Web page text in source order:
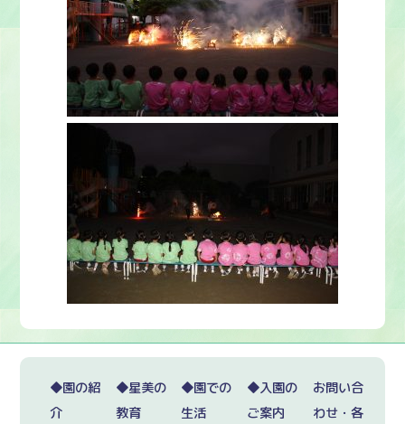
◆園の紹
介
◆星美の
教育
◆園での
生活
◆入園の
ご案内
お問い合
わせ・各